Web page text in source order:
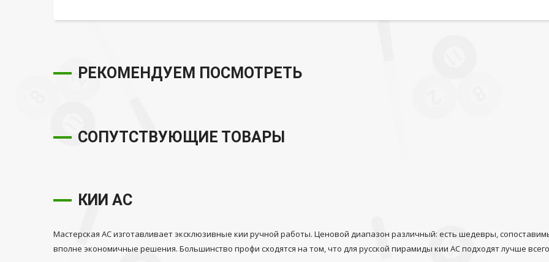
РЕКОМЕНДУЕМ ПОСМОТРЕТЬ
СОПУТСТВУЮЩИЕ ТОВАРЫ
КИИ АС
Мастерская АС изготавливает эксклюзивные кии ручной работы. Ценовой диапазон различный: есть шедевры,
вполне экономичные решения. Большинство профи сходятся на том, что для русской пирамиды кии АС подходят лучше